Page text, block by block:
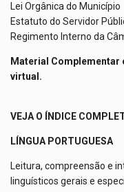
Lei Orgânica do Município
Estatuto do Servidor
Regimento Interno da
Material Complementar
virtual.
VEJA O ÍNDICE
LÍNGUA PORTUGUESA
Leitura, compreensão e
linguísticos gerais e